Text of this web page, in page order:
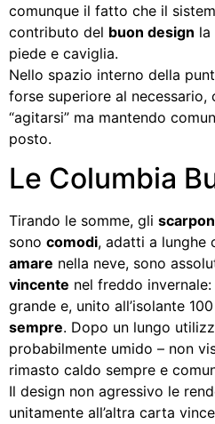
comunque il fatto che il
contributo del buon design la
piede e caviglia.
Nello spazio interno della
forse superiore al necessario,
“agitarsi” ma mantendo
posto.
Le Columbia
Tirando le somme, gli
sono comodi, adatti a lunghe
amare nella neve, sono
vincente nel freddo invernale:
grande e, unito all’isolante
sempre. Dopo un lungo
probabilmente umido – non
rimasto caldo sempre e
Il design non agressivo le
unitamente all’altra carta